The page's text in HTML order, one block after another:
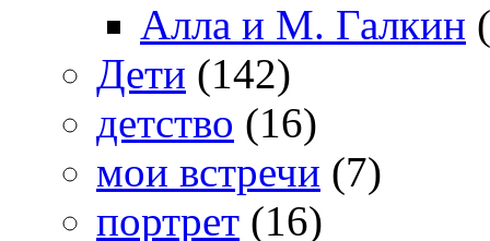
Алла и М. Галкин
Дети (142)
детство (16)
мои встречи (7)
портрет (16)